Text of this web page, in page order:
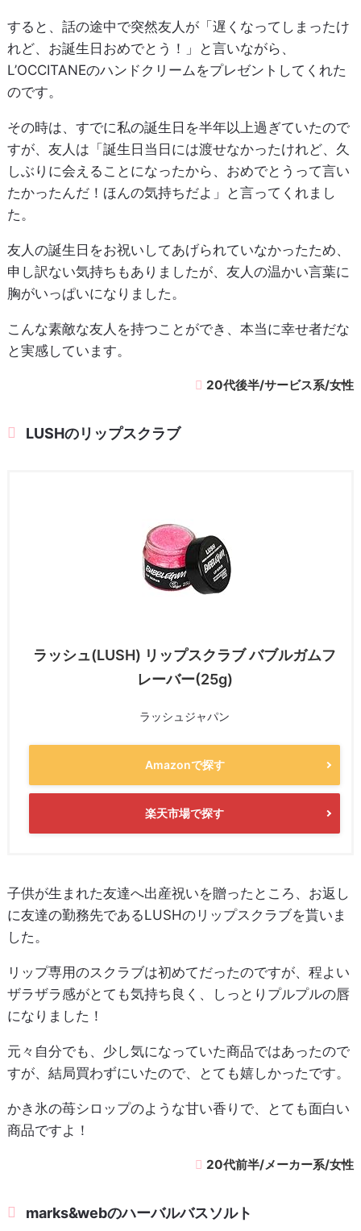
すると、話の途中で突然友人が「遅くなってしまったけ
れど、お誕生日おめでとう！」と言いながら、
L’OCCITANEのハンドクリームをプレゼントしてくれた
のです。
その時は、すでに私の誕生日を半年以上過ぎていたので
すが、友人は「誕生日当日には渡せなかったけれど、久
しぶりに会えることになったから、おめでとうって言い
たかったんだ！ほんの気持ちだよ」と言ってくれまし
た。
友人の誕生日をお祝いしてあげられていなかったため、
申し訳ない気持ちもありましたが、友人の温かい言葉に
胸がいっぱいになりました。
こんな素敵な友人を持つことができ、本当に幸せ者だな
と実感しています。
20代後半/サービス系/女性
LUSHのリップスクラブ
ラッシュ(LUSH) リップスクラブ バブルガムフ
レーバー(25g)
ラッシュジャパン
Amazonで探す
楽天市場で探す
子供が生まれた友達へ出産祝いを贈ったところ、お返し
に友達の勤務先であるLUSHのリップスクラブを貰いま
した。
リップ専用のスクラブは初めてだったのですが、程よい
ザラザラ感がとても気持ち良く、しっとりプルプルの唇
になりました！
元々自分でも、少し気になっていた商品ではあったので
すが、結局買わずにいたので、とても嬉しかったです。
かき氷の苺シロップのような甘い香りで、とても面白い
商品ですよ！
20代前半/メーカー系/女性
marks&webのハーバルバスソルト